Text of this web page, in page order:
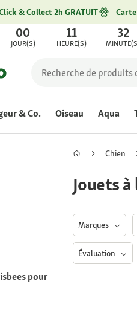
& Collect 2h GRATUIT
00
JOUR(S)
11
HEURE(S)
32
& Co. Oiseau Aqua
pour
Chien
Jouets
Marques
Évaluation